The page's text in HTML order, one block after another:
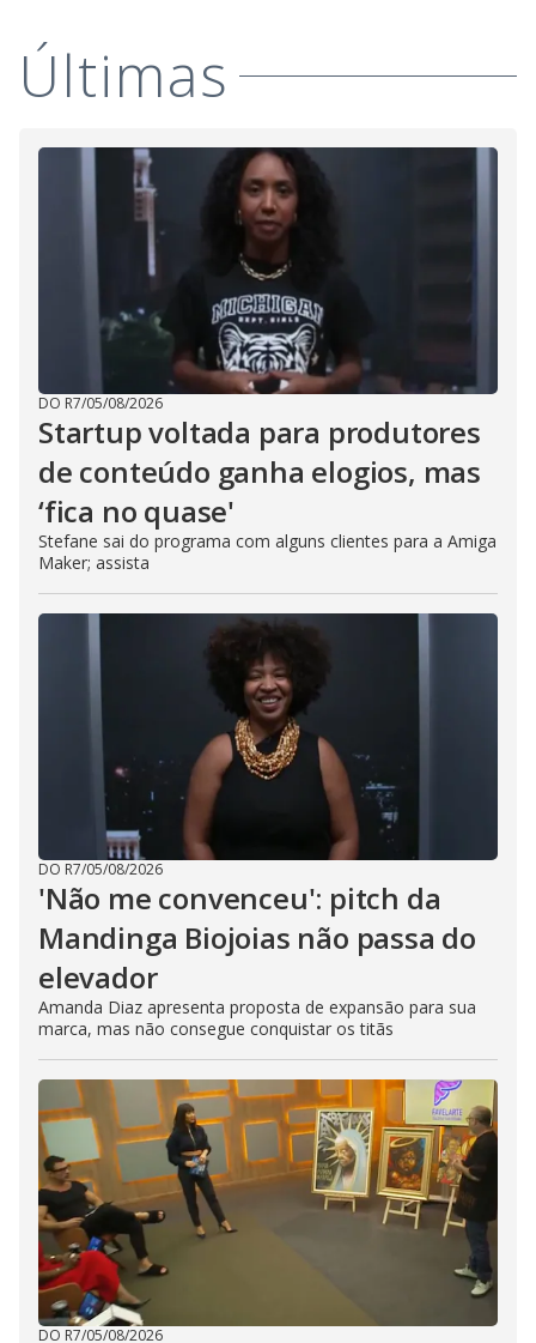
Últimas
DO R7/05/08/2026
Startup voltada para produtores
de conteúdo ganha elogios, mas
‘fica no quase'
Stefane sai do programa com alguns clientes para a Amiga
Maker; assista
DO R7/05/08/2026
'Não me convenceu': pitch da
Mandinga Biojoias não passa do
elevador
Amanda Diaz apresenta proposta de expansão para sua
marca, mas não consegue conquistar os titãs
DO R7/05/08/2026